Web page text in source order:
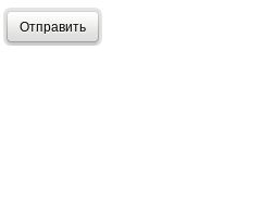
Отправить